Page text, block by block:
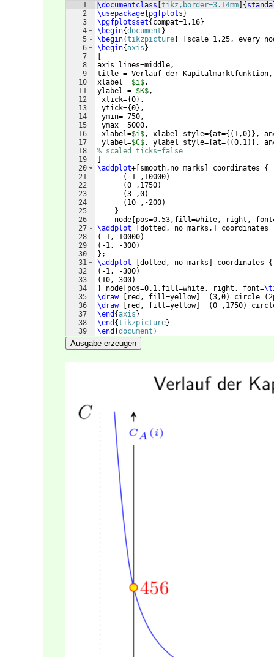
1
2
3
4
5
6
7
8
9
10
11
12
13
14
15
16
17
18
19
20
21
22
23
24
25
26
27
28
29
30
31
32
33
34
35
36
37
38
39
\documentclass tikz,border=3.14mm {
\usepackage{ pgfplots }
\pgfplotsset{ compat=1.16}
\begin{document }
\begin{tikzpicture}
scale=1.25, every
\begin{axis }
axis lines=middle,
title = Verlauf der Kapitalmarktfunktion,
xlabel =$i$,
ylabel = $K$,
xtick={0} ,
ytick={0} ,
ymin=-750,
ymax= 5000,
xlabel=$i$, xlabel style={at={( 1,0)} ,
ylabel=$C$, ylabel style={at={(0,1)} ,
% scaled ticks=false
\addplot+ smooth,no marks coordinates {
( -1 ,10000)
(0 ,1750)
(3 ,0)
( 10 ,-200)
}
    node
pos=0.53,fill=white, right,
\addplot
dotted, no marks, coordinates
( -1, 10000)
( -1, -300)
} ;
\addplot
dotted, no marks coordinates {
( -1, -300)
( 10,-300)
} node pos=0.1,fill=white, right, font=
\draw
red, fill=yellow] (3,0) circle (
\draw
red, fill=yellow] (0 ,1750)
\end {axis }
\end {tikzpicture}
\end {document }
Ausgabe erzeugen